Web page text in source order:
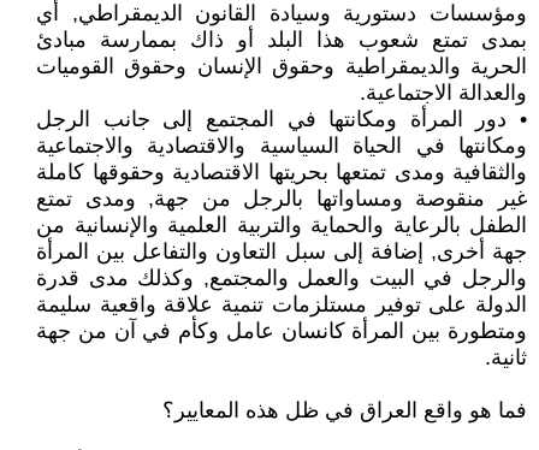
ومؤسسات دستورية وسيادة القانون الديمقراطي, أي
بمدى تمتع شعوب هذا البلد أو ذاك بممارسة مبادئ
الحرية والديمقراطية وحقوق الإنسان وحقوق القوميات
والعدالة الاجتماعية.
• دور المرأة ومكانتها في المجتمع إلى جانب الرجل
ومكانتها في الحياة السياسية والاقتصادية والاجتماعية
والثقافية ومدى تمتعها بحريتها الاقتصادية وحقوقها كاملة
غير منقوصة ومساواتها بالرجل من جهة, ومدى تمتع
الطفل بالرعاية والحماية والتربية العلمية والإنسانية من
جهة أخرى, إضافة إلى سبل التعاون والتفاعل بين المرأة
والرجل في البيت والعمل والمجتمع, وكذلك مدى قدرة
الدولة على توفير مستلزمات تنمية علاقة واقعية سليمة
ومتطورة بين المرأة كانسان عامل وكأم في آن من جهة
ثانية.
فما هو واقع العراق في ظل هذه المعايير؟